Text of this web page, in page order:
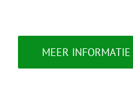
MEER